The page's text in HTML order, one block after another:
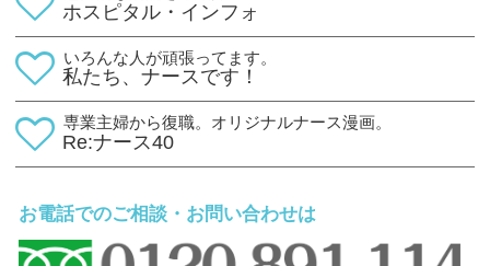
ホスピタル・インフォ
いろんな人が頑張ってます。
私たち、ナースです！
専業主婦から復職。オリジナルナース漫画。
Re:ナース40
お電話でのご相談・お問い合わせは